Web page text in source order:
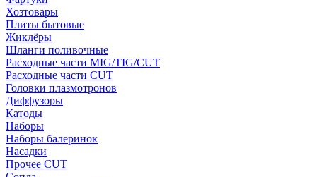
Хозтовары
Плиты бытовые
Жиклёры
Шланги поливочные
Расходные части MIG/TIG/CUT
Расходные части CUT
Головки плазмотронов
Диффузоры
Катоды
Наборы
Наборы балеринок
Насадки
Прочее CUT